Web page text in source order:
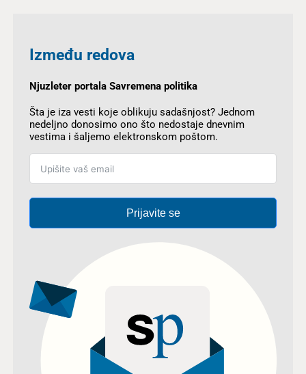
Između redova
Njuzleter portala Savremena politika
Šta je iza vesti koje oblikuju sadašnjost? Jednom
nedeljno donosimo ono što nedostaje dnevnim
vestima i šaljemo elektronskom poštom.
Prijavite se